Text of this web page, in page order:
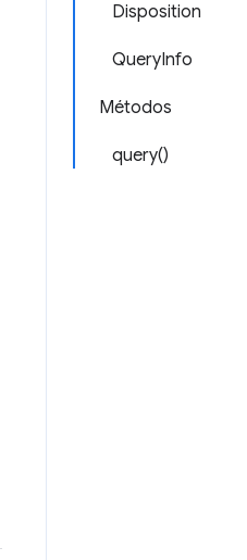
Disposition
QueryInfo
Métodos
query()